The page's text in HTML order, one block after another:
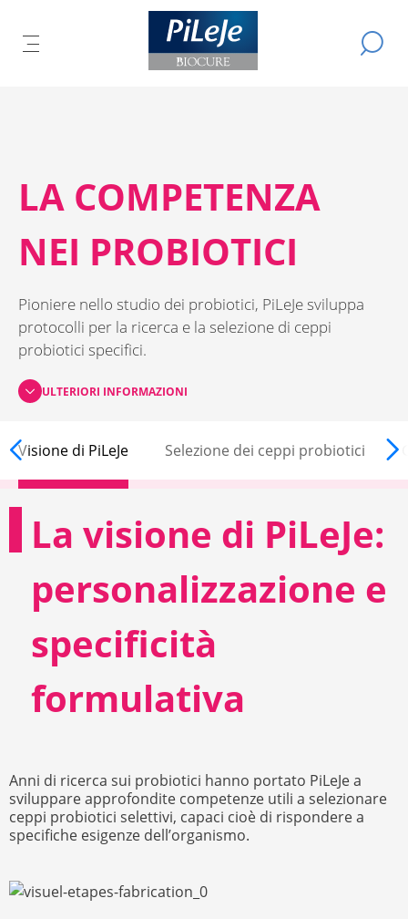
APRI
Tutti
prodotti
Cerca
LA COMPETENZA
NEI PROBIOTICI
Pioniere nello studio dei probiotici, PiLeJe sviluppa
protocolli per la ricerca e la selezione di ceppi
probiotici specifici.
ULTERIORI INFORMAZIONI
Visione di PiLeJe Selezione dei ceppi probiotici
La visione di PiLeJe:
personalizzazione e
specificità
formulativa
Anni di ricerca sui probiotici hanno portato PiLeJe a
sviluppare approfondite competenze utili a selezionare
ceppi probiotici selettivi, capaci cioè di rispondere a
specifiche esigenze dell’organismo.